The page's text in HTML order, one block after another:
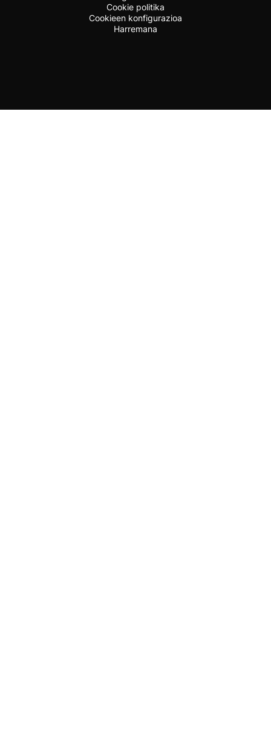
Cookie politika
Cookieen konfigurazioa
Harremana